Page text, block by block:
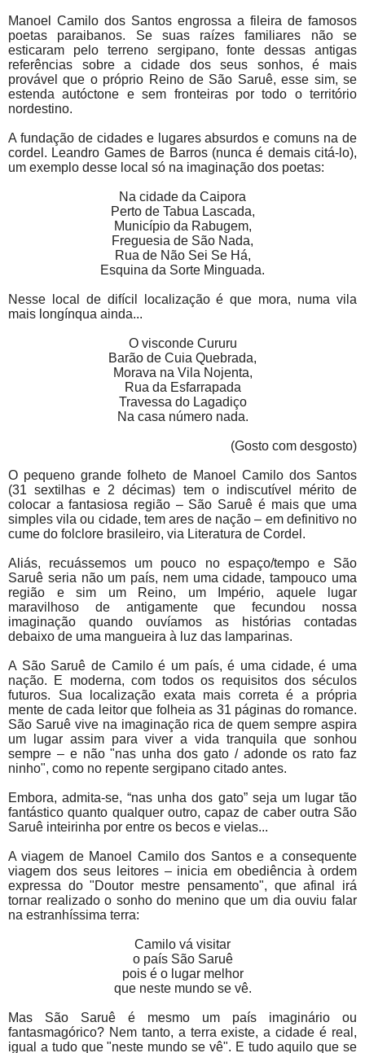
Manoel Camilo dos Santos engrossa a fileira de famosos
poetas paraibanos. Se suas raízes familiares não se
esticaram pelo terreno sergipano, fonte dessas antigas
referências sobre a cidade dos seus sonhos, é mais
provável que o próprio Reino de São Saruê, esse sim, se
estenda autóctone e sem fronteiras por todo o território
nordestino.
A fundação de cidades e lugares absurdos e comuns na de
cordel. Leandro Games de Barros (nunca é demais citá-lo),
um exemplo desse local só na imaginação dos poetas:
Na cidade da Caipora
Perto de Tabua Lascada,
Município da Rabugem,
Freguesia de São Nada,
Rua de Não Sei Se Há,
Esquina da Sorte Minguada.
Nesse local de difícil localização é que mora, numa vila
mais longínqua ainda...
O visconde Cururu
Barão de Cuia Quebrada,
Morava na Vila Nojenta,
Rua da Esfarrapada
Travessa do Lagadiço
Na casa número nada.
(Gosto com desgosto)
O pequeno grande folheto de Manoel Camilo dos Santos
(31 sextilhas e 2 décimas) tem o indiscutível mérito de
colocar a fantasiosa região – São Saruê é mais que uma
simples vila ou cidade, tem ares de nação – em definitivo no
cume do folclore brasileiro, via Literatura de Cordel.
Aliás, recuássemos um pouco no espaço/tempo e São
Saruê seria não um país, nem uma cidade, tampouco uma
região e sim um Reino, um Império, aquele lugar
maravilhoso de antigamente que fecundou nossa
imaginação quando ouvíamos as histórias contadas
debaixo de uma mangueira à luz das lamparinas.
A São Saruê de Camilo é um país, é uma cidade, é uma
nação. E moderna, com todos os requisitos dos séculos
futuros. Sua localização exata mais correta é a própria
mente de cada leitor que folheia as 31 páginas do romance.
São Saruê vive na imaginação rica de quem sempre aspira
um lugar assim para viver a vida tranquila que sonhou
sempre – e não "nas unha dos gato / adonde os rato faz
ninho", como no repente sergipano citado antes.
Embora, admita-se, “nas unha dos gato” seja um lugar tão
fantástico quanto qualquer outro, capaz de caber outra São
Saruê inteirinha por entre os becos e vielas...
A viagem de Manoel Camilo dos Santos e a consequente
viagem dos seus leitores – inicia em obediência à ordem
expressa do "Doutor mestre pensamento", que afinal irá
tornar realizado o sonho do menino que um dia ouviu falar
na estranhíssima terra:
Camilo vá visitar
o país São Saruê
pois é o lugar melhor
que neste mundo se vê.
Mas São Saruê é mesmo um país imaginário ou
fantasmagórico? Nem tanto, a terra existe, a cidade é real,
igual a tudo que "neste mundo se vê". E tudo aquilo que se